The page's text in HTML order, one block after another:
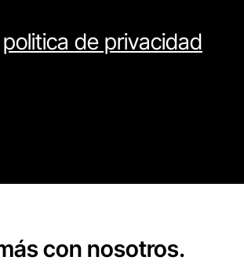
politica de privacidad
con nosotros.